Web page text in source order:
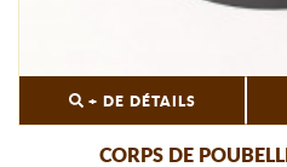
+ DE DÉTAILS
CORPS DE